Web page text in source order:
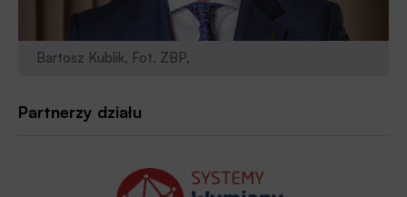
Bartosz Kublik, Fot. ZBP,
Partnerzy działu